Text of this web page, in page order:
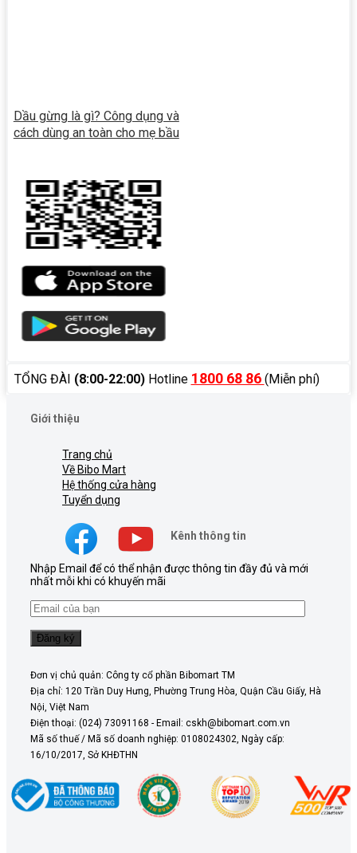
Dầu gừng là gì? Công dụng và
cách dùng an toàn cho mẹ bầu
TỔNG ĐÀI (8:00-22:00)Hotline 1800 68 86 (Miễn phí)
Giới thiệu
Trang chủ
Về Bibo Mart
Hệ thống cửa hàng
Tuyển dụng
Kênh thông tin
Nhập Email để có thể nhận được thông tin đầy đủ và mới
nhất mỗi khi có khuyến mãi
Đơn vị chủ quản: Công ty cổ phần Bibomart TM
Địa chỉ: 120 Trần Duy Hưng, Phường Trung Hòa, Quận Cầu Giấy, Hà
Nội, Việt Nam
Điện thoại: (024) 73091168 - Email: cskh@bibomart.com.vn
Mã số thuế / Mã số doanh nghiệp: 0108024302, Ngày cấp:
16/10/2017, Sở KHĐTHN